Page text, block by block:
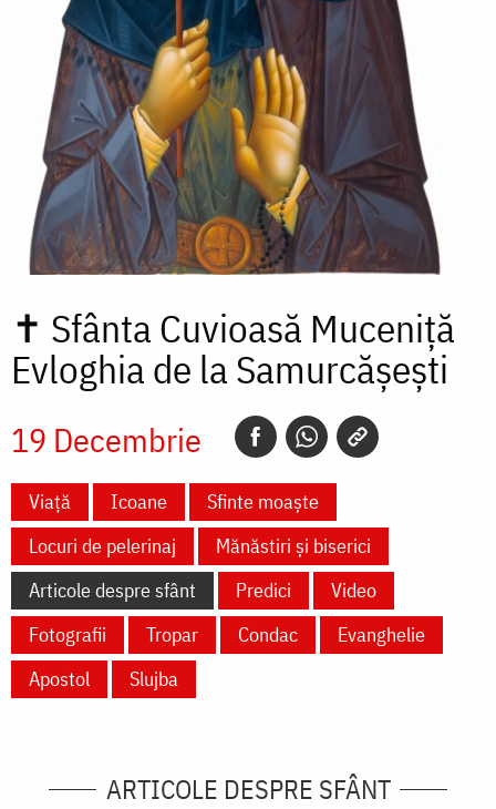
✝ Sfânta Cuvioasă Muceniță
Evloghia de la Samurcășești
19 Decembrie
Viață Icoane
Sfinte moaște
Locuri de pelerinaj
Mănăstiri și biserici
Articole despre sfânt
Predici
Video
Fotografii
Tropar Condac
Evanghelie
Apostol
Slujba
ARTICOLE DESPRE SFÂNT